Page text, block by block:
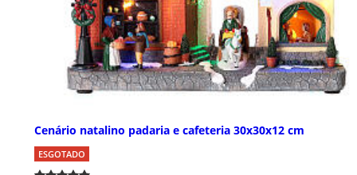
Cenário natalino padaria e cafeteria 30x30x12 cm
ESGOTADO